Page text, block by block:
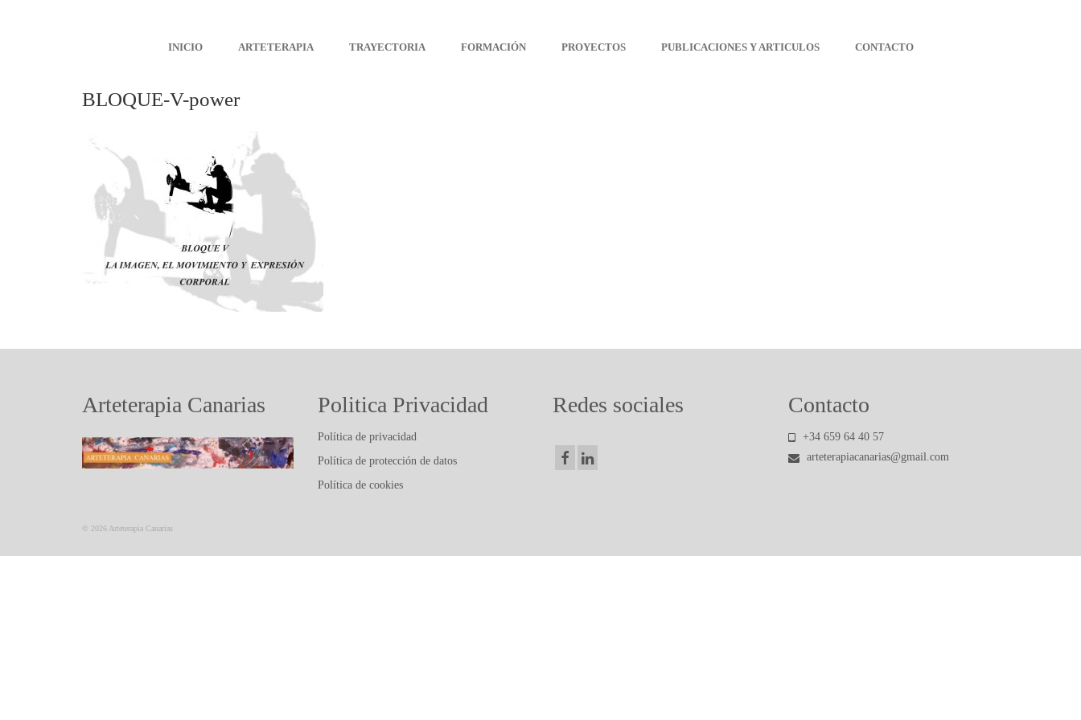
INICIO ARTETERAPIA TRAYECTORIA FORMACIÓN PROYECTOS PUBLICACIONES Y ARTICULOS CONTACTO
BLOQUE-V-power
Arteterapia Canarias Politica Privacidad
Política de privacidad
Política de protección de datos
Política de cookies
Redes sociales Contacto
+34 659 64 40 57
arteterapiacanarias@gmail.com
© 2026 Arteterapia Canarias